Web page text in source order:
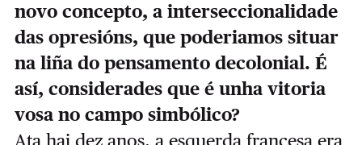
novo concepto, a interseccionalidade
das opresións, que poderiamos situar
na liña do pensamento decolonial. É
así, considerades que é unha vitoria
vosa no campo simbólico?
Ata hai dez anos, a esquerda francesa era